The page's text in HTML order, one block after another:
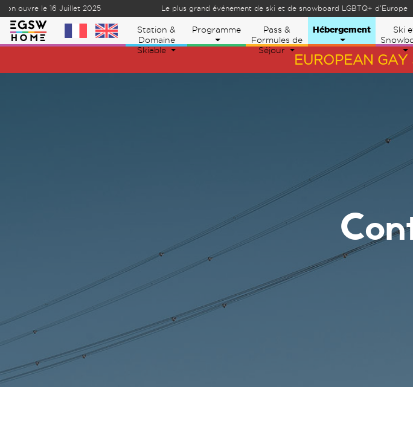
ouvre le 16 Juillet 2025 Le plus grand événement de ski et de snowboard LGBTQ+ d'Europe
Skip to content
Station &
Domaine
Skiable
Programme
Pass &
Formules de
Séjour
Hébergement
Ski
EUROPEAN